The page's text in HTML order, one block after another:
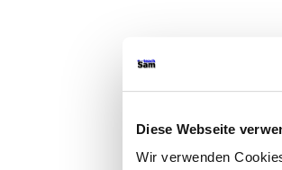
Diese Webseite
Wir verwenden